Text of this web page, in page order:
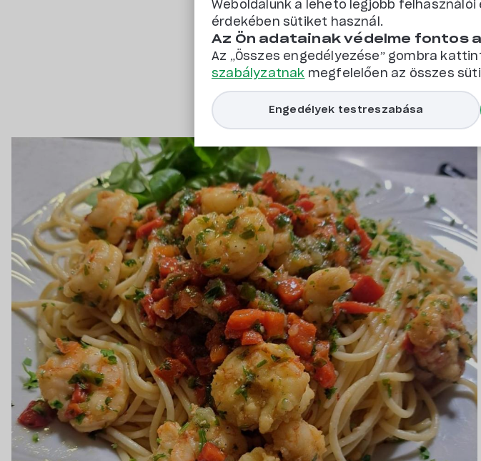
Weboldalunk a lehető legjobb
érdekében sütiket használ.
Az Ön adatainak védelme fontos
Az „Összes engedélyezése” gombra
szabályzatnak megfelelően az összes
Engedélyek testreszabása
Gyógy és termál Biciklis barát